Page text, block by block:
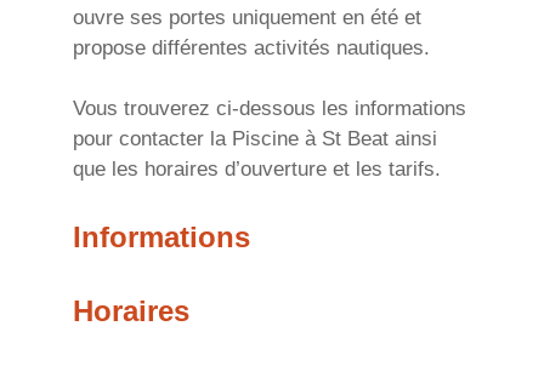
ouvre ses portes uniquement en été et
propose différentes activités nautiques.
Vous trouverez ci-dessous les informations
pour contacter la Piscine à St Beat ainsi
que les horaires d’ouverture et les tarifs.
Informations
Horaires